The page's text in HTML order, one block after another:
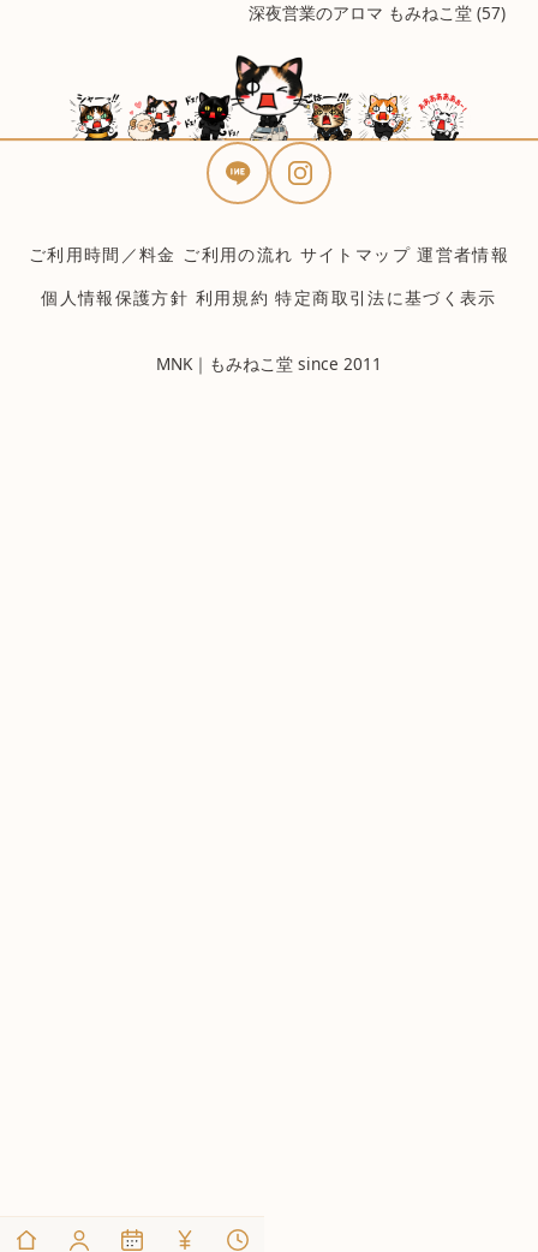
深夜営業のアロマ もみねこ堂 (57)
ご利用時間／料金 ご利用の流れ サイトマップ 運営者情報
個人情報保護方針 利用規約 特定商取引法に基づく表示
MNK｜もみねこ堂 since 2011